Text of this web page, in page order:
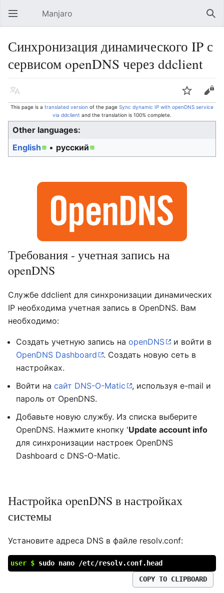
Open main menu Manjaro
Синхронизация динамического IP с
сервисом openDNS через ddclient
Language Watch Edit
This page is a translated version of the page Sync dynamic IP with openDNS service
via ddclient and the translation is 100% complete.
Other languages:
English
• ‎ русский
Требования - учетная запись на
openDNS
Службе ddclient для синхронизации динамических
IP необходима учетная запись в OpenDNS. Вам
необходимо:
Создать учетную запись на openDNS
и войти в
OpenDNS Dashboard
. Создать новую сеть в
настройках.
Войти на сайт DNS-O-Matic
, используя e-mail и
пароль от OpenDNS.
Добавьте новую службу. Из списка выберите
OpenDNS. Нажмите кнопку 'Update account info
для синхронизации настроек OpenDNS
Dashboard с DNS-O-Matic.
Настройка openDNS в настройках
системы
Установите адреса DNS в файле resolv.conf:
user $ sudo nano /etc/resolv.conf.head
COPY TO CLIPBOARD